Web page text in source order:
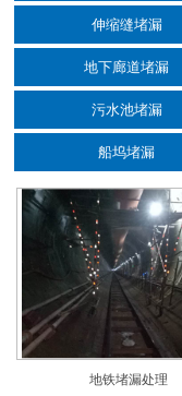
伸缩缝堵漏
地下廊道堵漏
污水池堵漏
船坞堵漏
地铁堵漏处理